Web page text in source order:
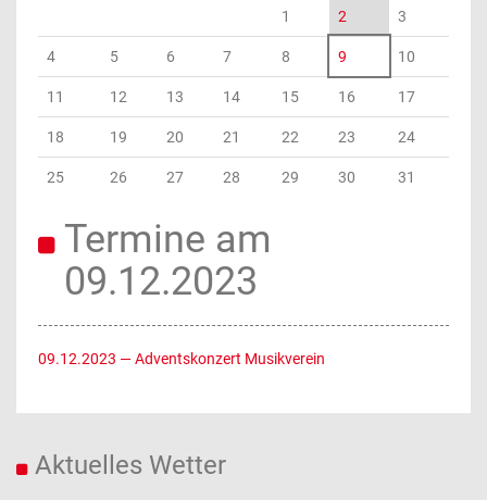
1 2 3
4 5 6 7 8 9 10
11 12 13 14 15 16 17
18 19 20 21 22 23 24
25 26 27 28 29 30 31
Termine am
09.12.2023
09.12.2023 — Adventskonzert Musikverein
Aktuelles Wetter